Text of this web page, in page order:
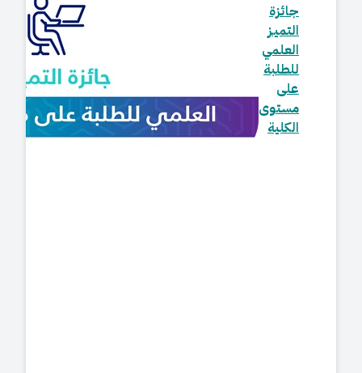
جائزة
التميـز
العلمي
للطلبة
على
مستوى
الكلية